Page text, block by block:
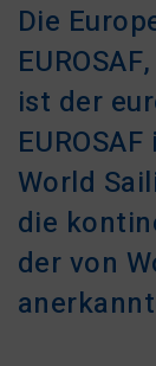
Die
ist der
World
die
der von